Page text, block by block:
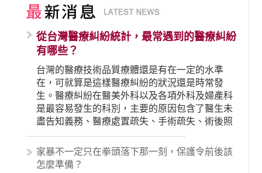
從台灣醫療糾紛統計，最常遇到的醫療糾紛
有哪些？
台灣的醫療技術品質療體還是有在一定的水準
在，可就算是這樣醫療糾紛的狀況還是時常發
生。醫療糾紛在醫美外科以及各項外科及婦產科
是最容易發生的科別，主要的原因包含了醫生未
盡告知義務、醫療處置疏失、手術疏失、術後照
顧失當、醫療費用的收取。雖然醫學進步，但醫
生與病患之間引起的糾紛還是經常發生。很多案
例中最後都走向訴訟流程，我們如果不幸遇到相
家暴不一定只在拳頭落下那一刻，保護令前後該
怎麼準備？